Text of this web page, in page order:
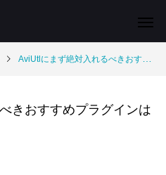
AviUtlにまず絶対入れるべきおすすめプラグインはこの3つ
きおすすめプラグインは